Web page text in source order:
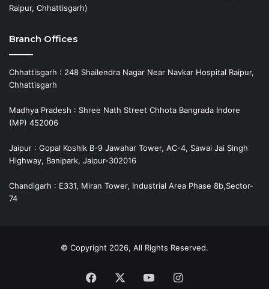
Raipur, Chhattisgarh)
Branch Offices
Chhattisgarh : 248 Shailendra Nagar Near Navkar Hospital Raipur,
Chhattisgarh
Madhya Pradesh : Shree Nath Street Chhota Bangrada Indore
(MP) 452006
Jaipur : Gopal Koshik B-9 Jawahar Tower, AC-4, Sawai Jai Singh
Highway, Banipark, Jaipur-302016
Chandigarh : E331, Miran Tower, Industrial Area Phase 8b,Sector-
74
© Copyright 2026, All Rights Reserved.
Facebook YouTubeInstagram